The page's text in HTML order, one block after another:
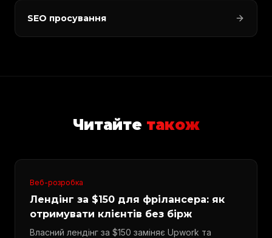
SEO просування
Читайте також
Веб-розробка
Лендінг за $150 для фрілансера: як
отримувати клієнтів без бірж
Власний лендінг за $150 заміняє Upwork та